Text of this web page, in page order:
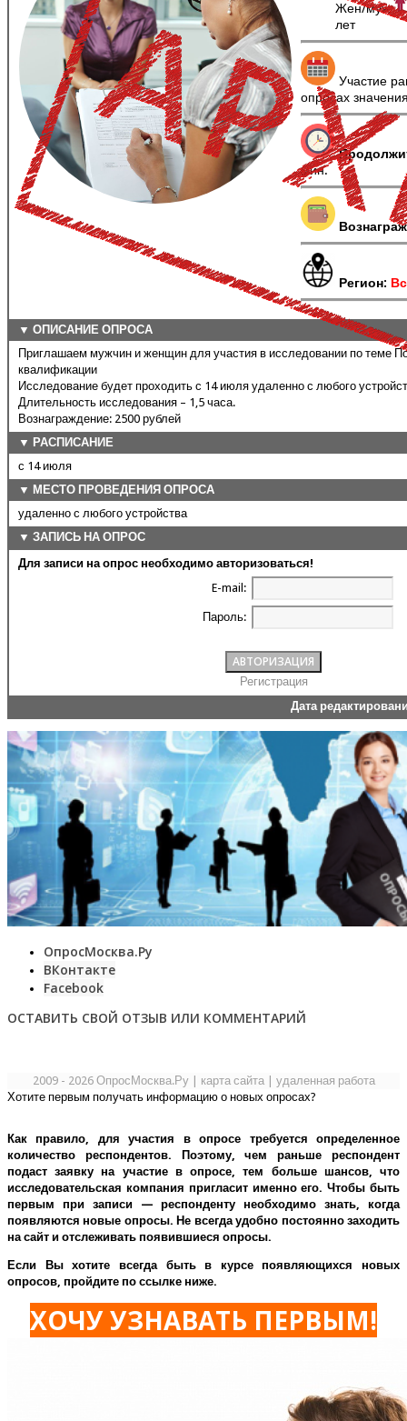
Жен/муж
лет
Участие
опросах
мин.
Регион:
▼ ОПИСАНИЕ ОПРОСА
Приглашаем мужчин и женщин для участия в исследовании по теме
квалификации
Исследование будет проходить с 14 июля удаленно с любого
Длительность исследования – 1,5 часа.
Вознаграждение: 2500 рублей
▼ РАСПИСАНИЕ
с 14 июля
▼ МЕСТО ПРОВЕДЕНИЯ ОПРОСА
удаленно с любого устройства
▼ ЗАПИСЬ НА ОПРОС
Для записи на опрос необходимо авторизоваться!
E-mail:
Пароль:
Регистрация
Дата
ОпросМосква.Ру
ВКонтакте
Facebook
ОСТАВИТЬ СВОЙ ОТЗЫВ ИЛИ КОММЕНТАРИЙ
2009 - 2026 ОпросМосква.Ру| карта сайта| удаленная работа
Хотите первым получать информацию о новых опросах?
Как правило, для участия в опросе требуется определенное
количество респондентов. Поэтому, чем раньше респондент
подаст заявку на участие в опросе, тем больше шансов, что
исследовательская компания пригласит именно его.Чтобы быть
первым при записи — респонденту необходимо знать, когда
появляются новые опросы. Не всегда удобно постоянно заходить
на сайт и отслеживать появившиеся опросы.
Если Вы хотите всегда быть в курсе появляющихся новых
опросов, пройдите по ссылке ниже.
ХОЧУ УЗНАВАТЬ ПЕРВЫМ!